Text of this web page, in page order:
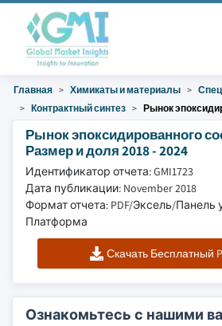
Главная Химикаты и материалы
Контрактный синтез
Рынок
Рынок эпоксидированного
Размер и доля 2018 - 2024
Идентификатор отчета: GMI1723
Дата публикации: November 2018
Формат отчета: PDF/Эксель/Панель
Платформа
Скачать Бесплатный
Ознакомьтесь с нашими